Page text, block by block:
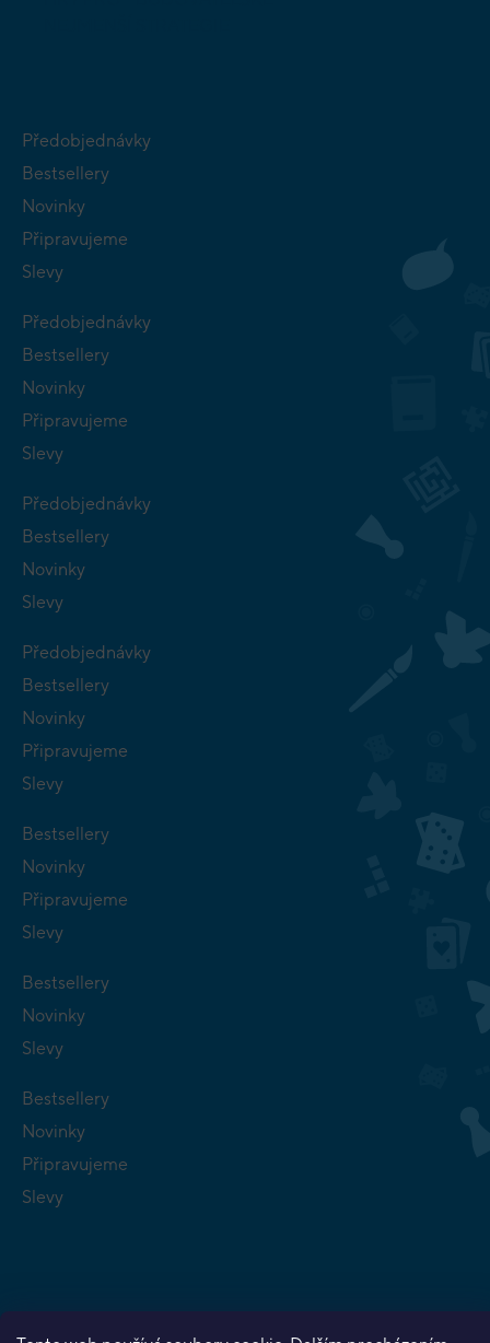
Předobjednávky
Bestsellery
Novinky
Připravujeme
Slevy
Předobjednávky
Bestsellery
Novinky
Připravujeme
Slevy
Předobjednávky
Bestsellery
Novinky
Slevy
Předobjednávky
Bestsellery
Novinky
Připravujeme
Slevy
Bestsellery
Novinky
Připravujeme
Slevy
Bestsellery
Novinky
Slevy
Bestsellery
Novinky
Připravujeme
Slevy
Copyright 2026Planeta her . Všechna práva vyhrazena.